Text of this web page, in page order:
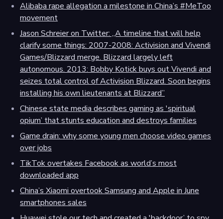
Alibaba rape allegation a milestone in China’s #MeToo
movement
Jason Schreier on Twitter: „A timeline that will help
clarify some things: 2007-2008: Activision and Vivendi
Games/Blizzard merge. Blizzard largely left
autonomous. 2013: Bobby Kotick buys out Vivendi and
seizes total control of Activision Blizzard. Soon begins
installing his own lieutenants at Blizzard”
Chinese state media describes gaming as 'spiritual
opium’ that stunts education and destroys families
Game drain: why some young men choose video games
over jobs
TikTok overtakes Facebook as world’s most
downloaded app
China’s Xiaomi overtook Samsung and Apple in June
smartphones sales